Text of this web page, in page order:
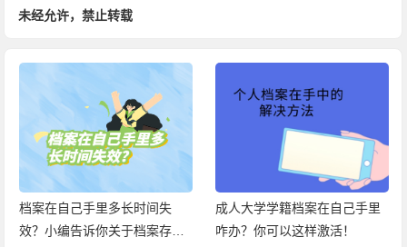
未经允许，禁止转载
档案在自己手里多长时间失
效？小编告诉你关于档案存放
成人大学学籍档案在自己手里
咋办？你可以这样激活！